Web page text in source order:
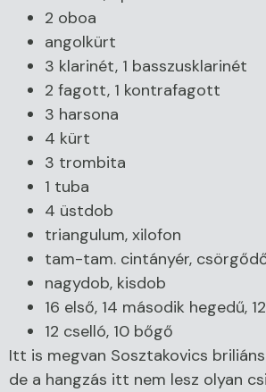
2 oboa
angolkürt
3 klarinét, 1 basszusklarinét
2 fagott, 1 kontrafagott
3 harsona
4 kürt
3 trombita
1 tuba
4 üstdob
triangulum, xilofon
tam-tam. cintányér,
nagydob, kisdob
16 első, 14 második hegedű,
12 cselló, 10 bőgő
Itt is megvan Sosztakovics
de a hangzás itt nem lesz olyan